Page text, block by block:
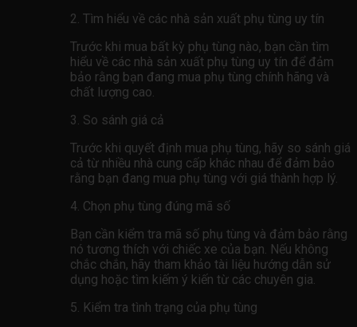
2. Tìm hiểu về các nhà sản xuất phụ tùng uy tín
Trước khi mua bất kỳ phụ tùng nào, bạn cần tìm
hiểu về các nhà sản xuất phụ tùng uy tín để đảm
bảo rằng bạn đang mua phụ tùng chính hãng và
chất lượng cao.
3. So sánh giá cả
Trước khi quyết định mua phụ tùng, hãy so sánh giá
cả từ nhiều nhà cung cấp khác nhau để đảm bảo
rằng bạn đang mua phụ tùng với giá thành hợp lý.
4. Chọn phụ tùng đúng mã số
Bạn cần kiểm tra mã số phụ tùng và đảm bảo rằng
nó tương thích với chiếc xe của bạn. Nếu không
chắc chắn, hãy tham khảo tài liệu hướng dẫn sử
dụng hoặc tìm kiếm ý kiến ​​từ các chuyên gia.
5. Kiểm tra tình trạng của phụ tùng